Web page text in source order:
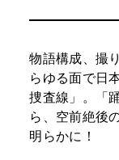
物語構成、撮
らゆる面で日
捜査線」。「
ら、空前絶後
明らかに！